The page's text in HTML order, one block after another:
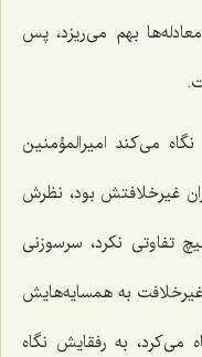
بهم می‌ریزد، پس
می‌كند امیرالمؤمنین
غیرخلافتش بود، نظرش
تفاوتی نكرد، سرسوزنی
به همسایه‌هایش
به رفقایش نگاه